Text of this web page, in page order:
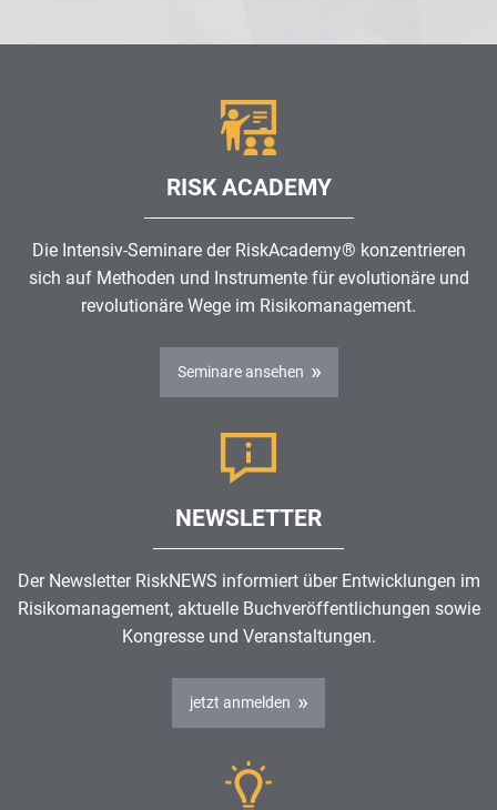
RISK ACADEMY
Die Intensiv-Seminare der RiskAcademy® konzentrieren
sich auf Methoden und Instrumente für evolutionäre und
revolutionäre Wege im Risikomanagement.
Seminare ansehen
NEWSLETTER
Der Newsletter RiskNEWS informiert über Entwicklungen im
Risikomanagement, aktuelle Buchveröffentlichungen sowie
Kongresse und Veranstaltungen.
jetzt anmelden